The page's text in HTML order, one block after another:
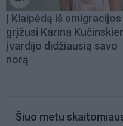
Į Klaipėdą iš emigracijos
grįžusi Karina
įvardijo didžiausią savo
norą
Šiuo metu